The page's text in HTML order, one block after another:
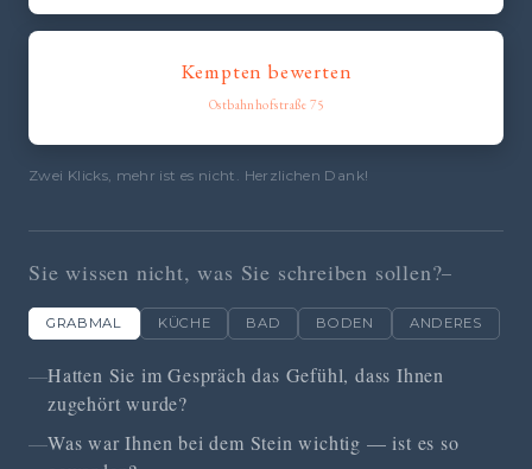
Kempten bewerten
Ostbahnhofstraße 75
Zwei Klicks, mehr ist es nicht. Herzlichen Dank!
Sie wissen nicht, was Sie schreiben sollen?
GRABMAL KÜCHE BAD BODEN ANDERES
Hatten Sie im Gespräch das Gefühl, dass Ihnen
zugehört wurde?
Was war Ihnen bei dem Stein wichtig — ist es so